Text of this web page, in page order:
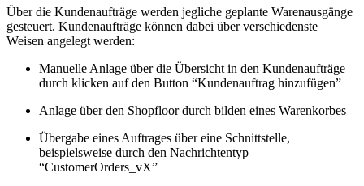
Über die Kundenaufträge werden jegliche geplante Warenausgänge
gesteuert. Kundenaufträge können dabei über verschiedenste
Weisen angelegt werden:
Manuelle Anlage über die Übersicht in den Kundenaufträge
durch klicken auf den Button “Kundenauftrag hinzufügen”
Anlage über den Shopfloor durch bilden eines Warenkorbes
Übergabe eines Auftrages über eine Schnittstelle,
beispielsweise durch den Nachrichtentyp
“CustomerOrders_vX”